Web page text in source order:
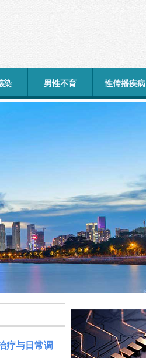
染 男性不育 性传播疾病
疗与日常调